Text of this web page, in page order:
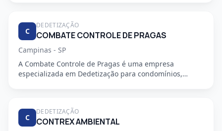
C
DEDETIZAÇÃO
COMBATE CONTROLE DE PRAGAS
Campinas - SP
A Combate Controle de Pragas é uma empresa
especializada em Dedetização para condomínios,
C
DEDETIZAÇÃO
CONTREX AMBIENTAL